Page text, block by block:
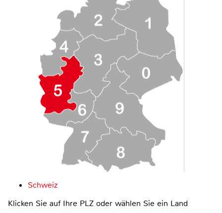
Schweiz
Klicken Sie auf Ihre PLZ oder wählen Sie ein Land